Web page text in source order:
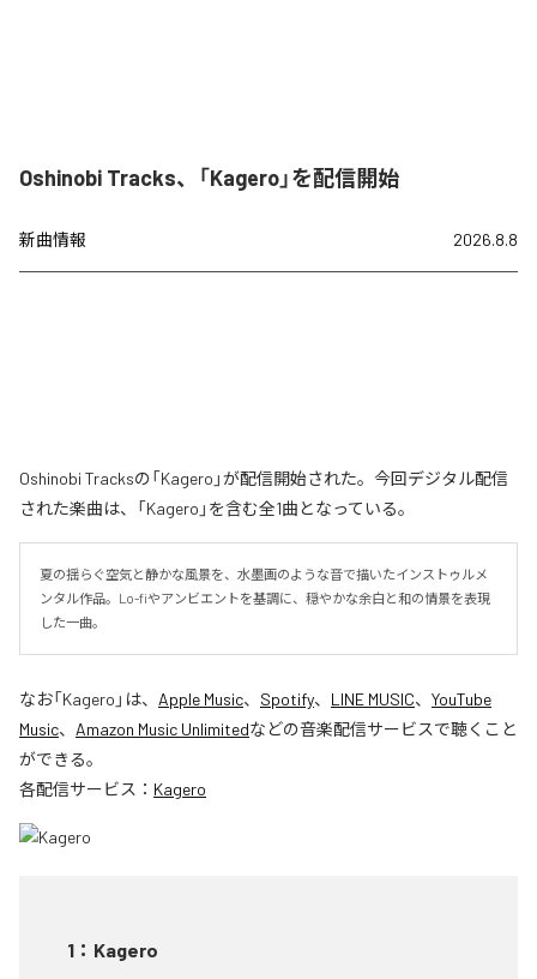
Oshinobi Tracks、「Kagero」を配信開始
新曲情報 2026.8.8
Oshinobi Tracksの「Kagero」が配信開始された。今回デジタル配信
された楽曲は、「Kagero」を含む全1曲となっている。
夏の揺らぐ空気と静かな風景を、水墨画のような音で描いたインストゥルメ
ンタル作品。Lo-fiやアンビエントを基調に、穏やかな余白と和の情景を表現
した一曲。
なお「Kagero 」は、 Apple Music、 Spotify、 LINE MUSIC、 YouTube
Music、 Amazon Music Unlimitedなどの音楽配信サービスで聴くこと
ができる。
各配信サービス： Kagero
1 ： Kagero